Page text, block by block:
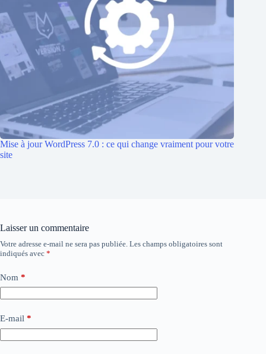
Mise à jour WordPress 7.0 : ce qui change vraiment pour votre
site
Laisser un commentaire
Votre adresse e-mail ne sera pas publiée. Les champs obligatoires sont
indiqués avec *
Nom *
E-mail *